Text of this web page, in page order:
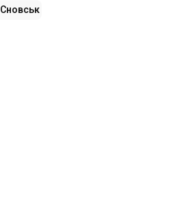
Сновськ